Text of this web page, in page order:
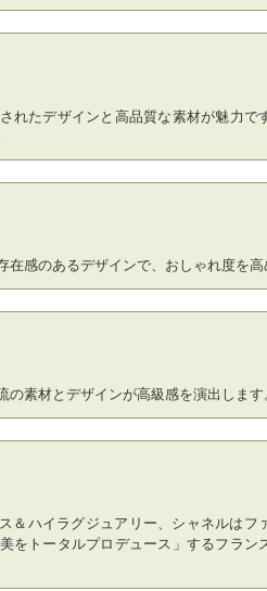
れたデザインと高品質な素材が魅力で
在感のあるデザインで、おしゃれ度を
の素材とデザインが高級感を演出します
＆ハイラグジュアリー、シャネルはフ
をトータルプロデュース」するフラン